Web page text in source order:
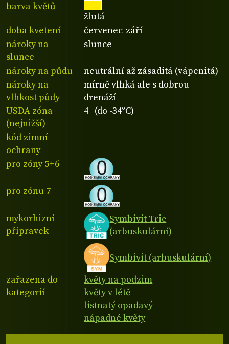
barva květů
žlutá
doba kvetení
červenec-září
nároky na
slunce
slunce
nároky na půdu
neutrální až zásaditá (vápenitá)
nároky na
vlhkost půdy
mírně vlhká ale s dobrou
drenáží
USDA zóna
(nejnižší)
4 (do -34°C)
kód zimní
ochrany
pro zóny 5+6
pro zónu 7
mykorhizní
přípravek
Symbivit Tric
(arbuskulární)
Symbivit (arbuskulární)
zařazena do
kategorií
květy na podzim
květy v létě
listnatý opadavý
nápadné květy